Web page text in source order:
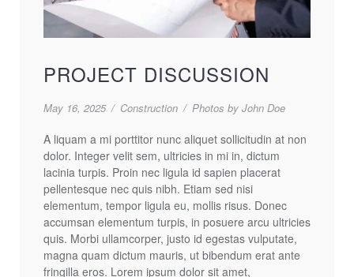
PROJECT DISCUSSION
May 16, 2025 / Construction / Photos by John Doe
A liquam a mi porttitor nunc aliquet sollicitudin at non
dolor. Integer velit sem, ultricies in mi in, dictum
lacinia turpis. Proin nec ligula id sapien placerat
pellentesque nec quis nibh. Etiam sed nisi
elementum, tempor ligula eu, mollis risus. Donec
accumsan elementum turpis, in posuere arcu ultricies
quis. Morbi ullamcorper, justo id egestas vulputate,
magna quam dictum mauris, ut bibendum erat ante
fringilla eros. Lorem ipsum dolor sit amet,